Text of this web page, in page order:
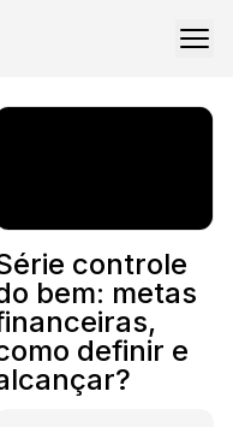
controle
bem: metas
definir e